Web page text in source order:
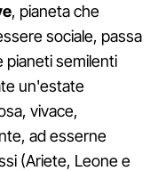
, pianeta che
sociale, passa
pianeti semilenti
un'estate
vivace,
ad esserne
(Ariete, Leone e